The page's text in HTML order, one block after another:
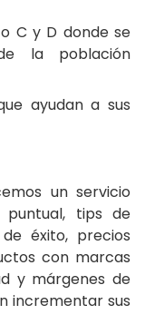
C y D donde se
la población
ayudan a sus
un servicio
puntual, tips de
éxito, precios
con marcas
y márgenes de
incrementar sus